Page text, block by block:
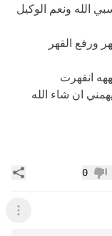
الله ونعم الوكيل
ورفع القهر
انقهرت
ان شاء الله
عدم إعجاب
0
عرض